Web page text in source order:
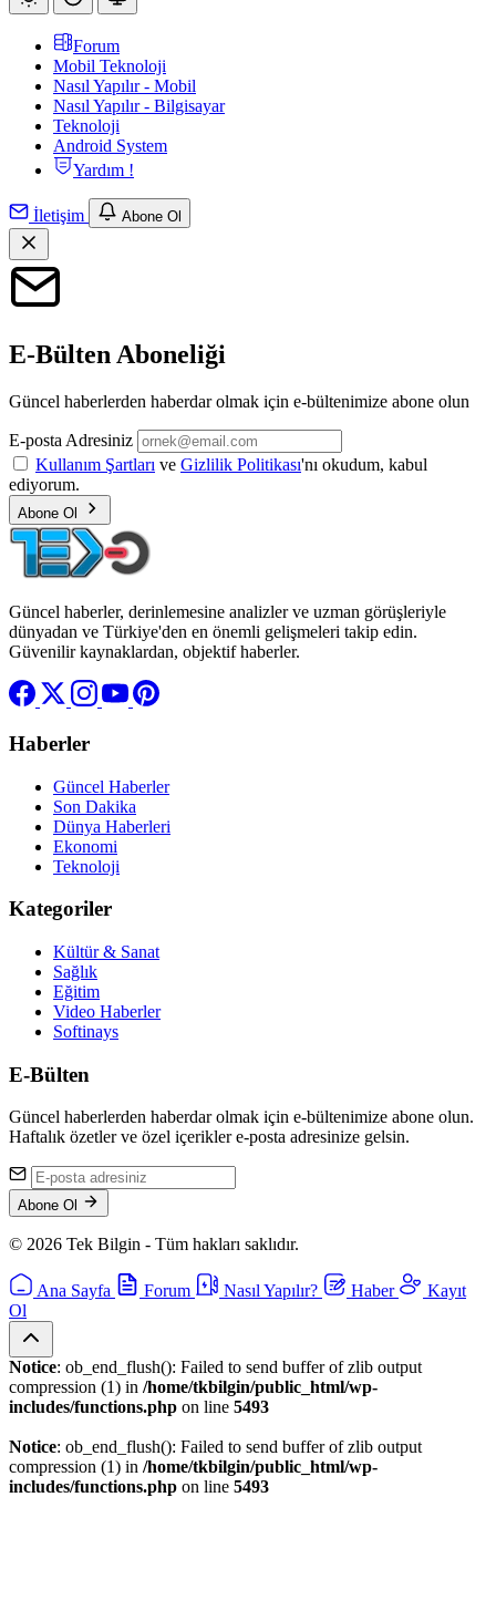
Forum
Mobil Teknoloji
Nasıl Yapılır - Mobil
Nasıl Yapılır - Bilgisayar
Teknoloji
Android System
Yardım !
İletişim Abone Ol
E-Bülten Aboneliği
Güncel haberlerden haberdar olmak için e-bültenimize abone olun
E-posta Adresiniz
Kullanım Şartları ve Gizlilik Politikası'nı okudum, kabul
ediyorum.
Abone Ol
Güncel haberler, derinlemesine analizler ve uzman görüşleriyle
dünyadan ve Türkiye'den en önemli gelişmeleri takip edin.
Güvenilir kaynaklardan, objektif haberler.
Haberler
Güncel Haberler
Son Dakika
Dünya Haberleri
Ekonomi
Teknoloji
Kategoriler
Kültür & Sanat
Sağlık
Eğitim
Video Haberler
Softinays
E-Bülten
Güncel haberlerden haberdar olmak için e-bültenimize abone olun.
Haftalık özetler ve özel içerikler e-posta adresinize gelsin.
Abone Ol
© 2026 Tek Bilgin - Tüm hakları saklıdır.
Ana Sayfa Forum Nasıl Yapılır? Haber
Kayıt
Ol
Notice: ob_end_flush(): Failed to send buffer of zlib output
compression (1) in /home/tkbilgin/public_html/wp-
includes/functions.php on line 5493
Notice: ob_end_flush(): Failed to send buffer of zlib output
compression (1) in /home/tkbilgin/public_html/wp-
includes/functions.php on line 5493